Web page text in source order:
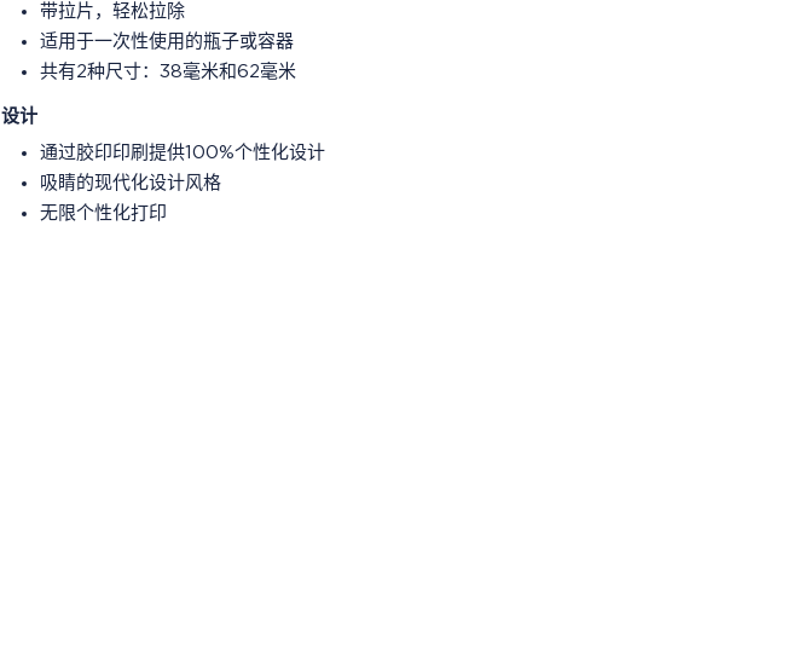
带拉片，轻松拉除
适用于一次性使用的瓶子或容器
共有2种尺寸：38毫米和62毫米
设计
通过胶印印刷提供100%个性化设计
吸睛的现代化设计风格
无限个性化打印